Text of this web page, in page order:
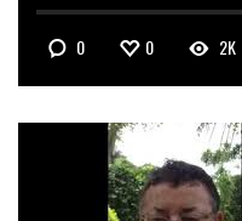
0 0 2K